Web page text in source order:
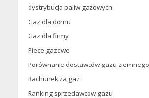
dystrybucja paliw gazowych
Gaz dla domu
Gaz dla firmy
Piece gazowe
Porównanie dostawców gazu ziemnego
Rachunek za gaz
Ranking sprzedawców gazu